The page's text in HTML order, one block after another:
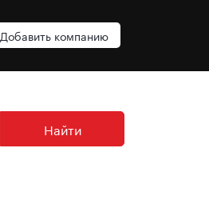
Добавить компанию
Найти